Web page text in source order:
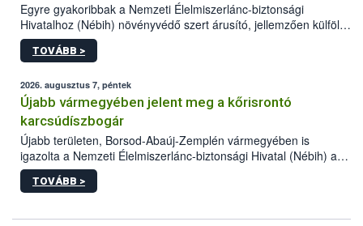
Egyre gyakoribbak a Nemzeti Élelmiszerlánc-biztonsági
Hivatalhoz (Nébih) növényvédő szert árusító, jellemzően külföldi
honlapok kapcsán érkező bejelentések. Emellett az ilyen
termékeket kínáló kéretlen online reklámok mennyisége is
összegyűjtötte az illegális növényvédő szerek kapcsán
előforduló árulkodó jeleket, valamint a webáruházakból való
vásárlás kockázatait.
TOVÁBB >
2026. augusztus 7, péntek
Újabb vármegyében jelent meg a kőrisrontó
karcsúdíszbogár
Újabb területen, Borsod-Abaúj-Zemplén vármegyében is
igazolta a Nemzeti Élelmiszerlánc-biztonsági Hivatal (Nébih) a
kőrisrontó karcsúdíszbogár (Agrilus planipennis) jelenlétét. A
kártevőt nem csak színcsapdában találták meg, de már fertőzött
az intenzív felderítést, emellett az intézkedéseket a szlovák
TOVÁBB >